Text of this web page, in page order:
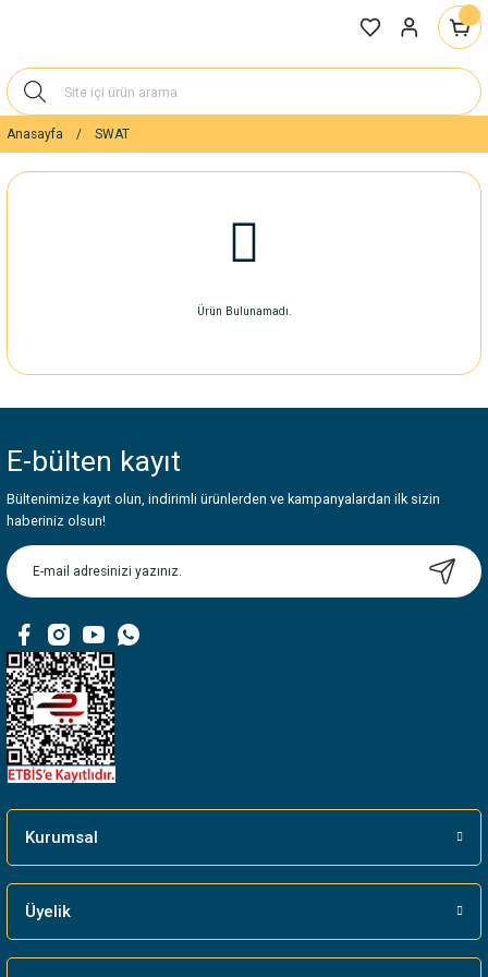
Anasayfa SWAT
Ürün Bulunamadı.
E-bülten kayıt
Bültenimize kayıt olun, indirimli ürünlerden ve kampanyalardan ilk sizin
haberiniz olsun!
Kurumsal
Üyelik